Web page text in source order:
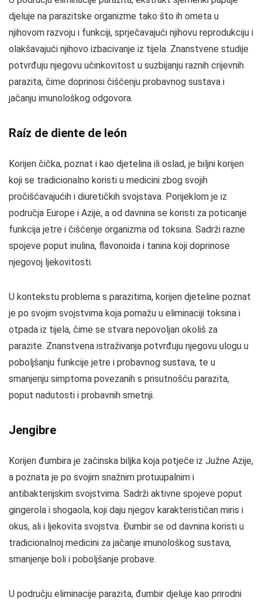
djeluje na parazitske organizme tako što ih ometa u
njihovom razvoju i funkciji, sprječavajući njihovu reprodukciju i
olakšavajući njihovo izbacivanje iz tijela. Znanstvene studije
potvrđuju njegovu učinkovitost u suzbijanju raznih crijevnih
parazita, čime doprinosi čišćenju probavnog sustava i
jačanju imunološkog odgovora.
Raíz de diente de león
Korijen čička, poznat i kao djetelina ili oslad, je biljni korijen
koji se tradicionalno koristi u medicini zbog svojih
pročišćavajućih i diuretičkih svojstava. Porijeklom je iz
područja Europe i Azije, a od davnina se koristi za poticanje
funkcija jetre i čišćenje organizma od toksina. Sadrži razne
spojeve poput inulina, flavonoida i tanina koji doprinose
njegovoj ljekovitosti.
U kontekstu problema s parazitima, korijen djeteline poznat
je po svojim svojstvima koja pomažu u eliminaciji toksina i
otpada iz tijela, čime se stvara nepovoljan okoliš za
parazite. Znanstvena istraživanja potvrđuju njegovu ulogu u
poboljšanju funkcije jetre i probavnog sustava, te u
smanjenju simptoma povezanih s prisutnošću parazita,
poput nadutosti i probavnih smetnji.
Jengibre
Korijen đumbira je začinska biljka koja potječe iz Južne Azije,
a poznata je po svojim snažnim protuupalnim i
antibakterijskim svojstvima. Sadrži aktivne spojeve poput
gingerola i shogaola, koji daju njegov karakterističan miris i
okus, ali i ljekovita svojstva. Đumbir se od davnina koristi u
tradicionalnoj medicini za jačanje imunološkog sustava,
smanjenje boli i poboljšanje probave.
U području eliminacije parazita, đumbir djeluje kao prirodni